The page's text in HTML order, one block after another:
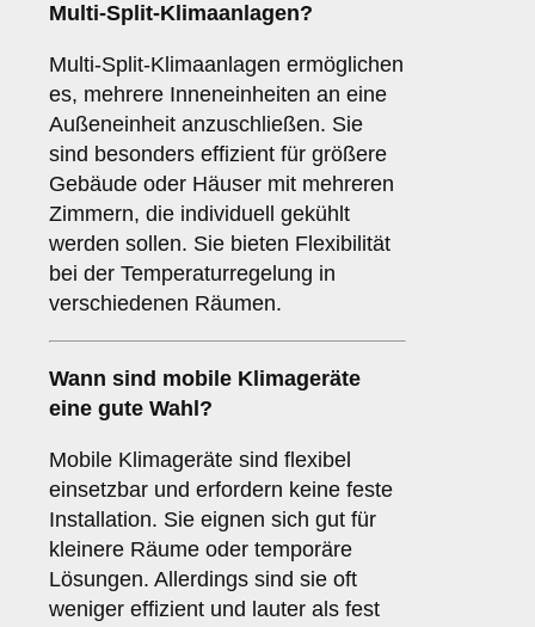
Multi-Split-Klimaanlagen?
Multi-Split-Klimaanlagen ermöglichen
es, mehrere Inneneinheiten an eine
Außeneinheit anzuschließen. Sie
sind besonders effizient für größere
Gebäude oder Häuser mit mehreren
Zimmern, die individuell gekühlt
werden sollen. Sie bieten Flexibilität
bei der Temperaturregelung in
verschiedenen Räumen.
Wann sind mobile Klimageräte
eine gute Wahl?
Mobile Klimageräte sind flexibel
einsetzbar und erfordern keine feste
Installation. Sie eignen sich gut für
kleinere Räume oder temporäre
Lösungen. Allerdings sind sie oft
weniger effizient und lauter als fest